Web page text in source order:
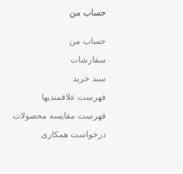
حساب من
حساب من
سفارشات
سبد خرید
فهرست علاقمندیها
فهرست مقایسه محصولات
درخواست همکاری